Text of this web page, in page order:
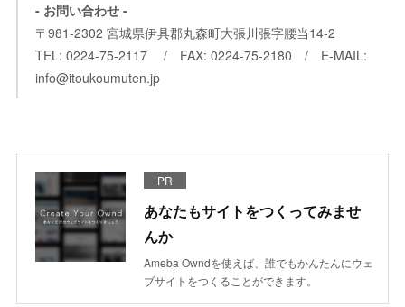
- お問い合わせ -
〒981-2302 宮城県伊具郡丸森町大張川張字腰当14-2
TEL: 0224-75-2117 / FAX: 0224-75-2180 / E-MAIL:
info@itoukoumuten.jp
PR
あなたもサイトをつくってみませ
んか
Ameba Owndを使えば、誰でもかんたんにウェ
ブサイトをつくることができます。